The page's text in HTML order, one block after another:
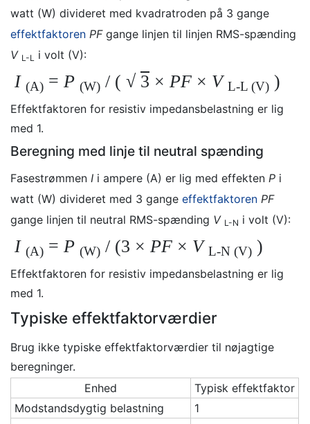
watt (W) divideret med kvadratroden på 3 gange
effektfaktoren PFgange linjen til linjen RMS-spænding
V L-L i volt (V):
I (A) = P (W) / ( √ 3 × PF × VL-L (V) )
Effektfaktoren for resistiv impedansbelastning er lig
med 1.
Beregning med linje til neutral spænding
Fasestrømmen I i ampere (A) er lig med effekten P i
watt (W) divideret med 3 gange effektfaktoren PF
gange linjen til neutral RMS-spænding V L-N i volt (V):
I (A) = P (W) / (3 × PF × VL-N (V) )
Effektfaktoren for resistiv impedansbelastning er lig
med 1.
Typiske effektfaktorværdier
Brug ikke typiske effektfaktorværdier til nøjagtige
beregninger.
Enhed
Typisk effektfaktor
Modstandsdygtig belastning
1